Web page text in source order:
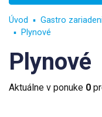
Úvod Gastro
Plynové
Plynové
Aktuálne v ponuke 0